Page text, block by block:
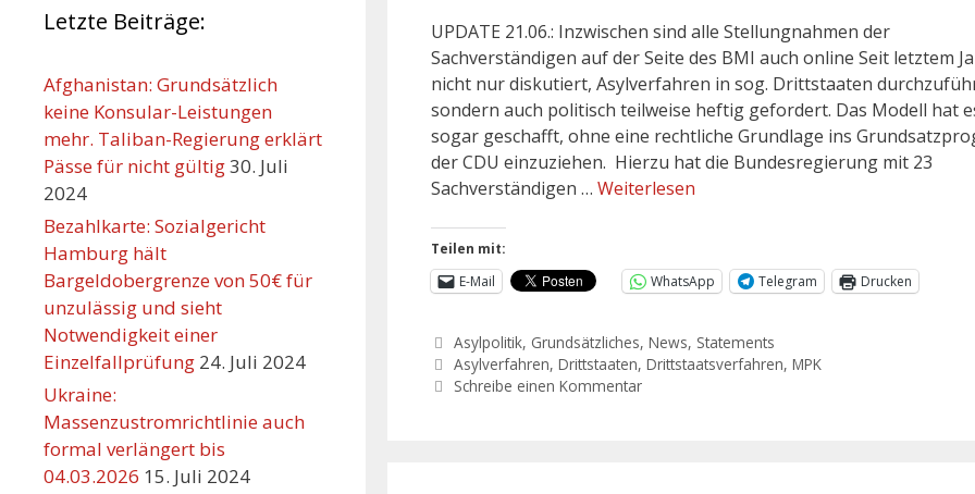
UPDATE 21.06.: Inzwischen sind alle Stellungnahmen der
Sachverständigen auf der Seite des BMI auch online Seit letztem
nicht nur diskutiert, Asylverfahren in sog. Drittstaaten
sondern auch politisch teilweise heftig gefordert. Das Modell hat
sogar geschafft, ohne eine rechtliche Grundlage ins
der CDU einzuziehen. Hierzu hat die Bundesregierung mit 23
Sachverständigen … Weiterlesen
Teilen mit:
E-Mail
WhatsApp Telegram Drucken
Asylpolitik, Grundsätzliches,News, Statements
Asylverfahren,Drittstaaten,Drittstaatsverfahren,MPK
Schreibe einen Kommentar
Letzte Beiträge:
Afghanistan: Grundsätzlich
keine Konsular-Leistungen
mehr. Taliban-Regierung erklärt
Pässe für nicht gültig30. Juli
2024
Bezahlkarte: Sozialgericht
Hamburg hält
Bargeldobergrenze von 50€ für
unzulässig und sieht
Notwendigkeit einer
Einzelfallprüfung 24. Juli 2024
Ukraine:
Massenzustromrichtlinie auch
formal verlängert bis
04.03.2026 15. Juli 2024